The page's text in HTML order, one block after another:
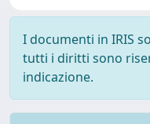
I documenti in IRIS
tutti i diritti sono
indicazione.